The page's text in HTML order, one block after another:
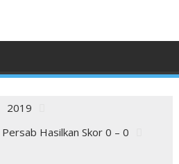
2019
Hasilkan Skor 0 – 0